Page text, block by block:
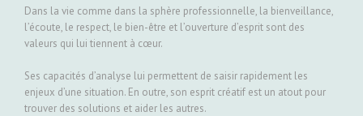
Dans la vie comme dans la sphère professionnelle, la bienveillance,
l’écoute, le respect, le bien-être et l’ouverture d’esprit sont des
valeurs qui lui tiennent à cœur.
Ses capacités d’analyse lui permettent de saisir rapidement les
enjeux d’une situation. En outre, son esprit créatif est un atout pour
trouver des solutions et aider les autres.